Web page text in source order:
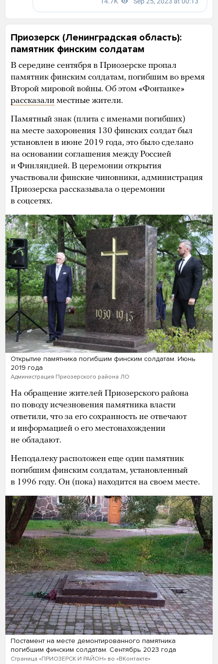
Приозерск (Ленинградская область):
памятник финским солдатам
В середине сентября в Приозерске пропал
памятник финским солдатам, погибшим во время
Второй мировой войны. Об этом «Фонтанке»
рассказали местные жители.
Памятный знак (плита с именами погибших)
на месте захоронения 130 финских солдат был
установлен в июне 2019 года, это было сделано
на основании соглашения между Россией
и Финляндией. В церемонии открытия
участвовали финские чиновники, администрация
Приозерска рассказывала о церемонии
в соцсетях.
Открытие памятника погибшим финским солдатам. Июнь
2019 года
Администрация Приозерского района ЛО
На обращение жителей Приозерского района
по поводу исчезновения памятника власти
ответили, что за его сохранность не отвечают
и информацией о его местонахождении
не обладают.
Неподалеку расположен еще один памятник
погибшим финским солдатам, установленный
в 1996 году. Он (пока) находится на своем месте.
Постамент на месте демонтированного памятника
погибшим финским солдатам. Сентябрь 2023 года
Страница «ПРИОЗЕРСК И РАЙОН» во «ВКонтакте»